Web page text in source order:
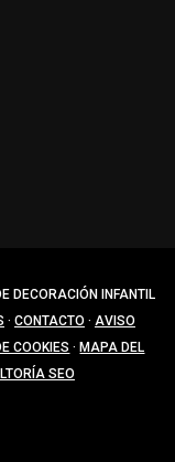
DECORACIÓN INFANTIL
· CONTACTO · AVISO
COOKIES · MAPA DEL
SEO